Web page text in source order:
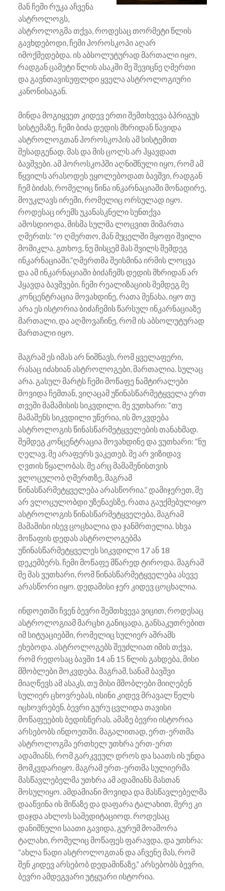
მან ჩემი რუკა აჩვენა
ასტროლოგს,
ასტროლოგმა თქვა, როდესაც თორმეტი წლის
გავხდებოდი, ჩემი ჰოროსკოპი აღარ
იმოქმედებდა. ის აბსოლუტურად მართალი იყო,
რადგან ცამეტი წლის ასაკში მე შევიცნე ღმერთი
და გავნთავისუფლდი ყველა ასტროლოგიური
კანონისაგან.
მინდა მოგიყვეთ კიდევ ერთი შემთხვევა ბჰრიგუს
სისტემაზე. ჩემი ბიძა დედის მხრიდან წავიდა
ასტროლოგთან ჰოროსკოპის ამ სისტემით
შესადგენად. მას და მის ცოლს არ ჰყავდათ
ბავშვები. ამ ჰოროსკოპში აღნიშნული იყო, რომ ამ
წყვილს არასოდეს ეყოლებოდათ ბავშვი, რადგან
ჩემ ბიძას, რომელიც წინა ინკარნაციაში მონადირე,
მოუკლავს ირემი, რომელიც ორსულად იყო.
როდესაც ირემს უკანასკნელი სუნთქვა
ამოსდიოდა, მისმა სულმა ლოცვით მიმართა
ღმერთს: “ო ღმერთო, მან მუცელში მყოფი შვილი
მომიკლა. გთხოვ, ნუ მისცემ მას შვილს შემდეგ
ინკარნაციაში.”ღმერთმა შეისმინა ირმის ლოცვა
და ამ ინკარნაციაში ბიძაჩემს დედის მხრიდან არ
ჰყავდა ბავშვები. ჩემი რეალიზაციის შემდეგ მე
კონცენტრაცია მოვახდინე, რათა მენახა, იყო თუ
არა ეს ისტორია ბიძაჩემის წარსულ ინკარნაციაზე
მართალი, და აღმოვაჩინე, რომ ის აბსოლუტურად
მართალი იყო.
მაგრამ ეს იმას არ ნიშნავს, რომ ყველაფერი,
რასაც იძახიან ასტროლოგები, მართალია. სულაც
არა. გასულ მარტს ჩემი მოწაფე ნამტირალები
მოვიდა ჩემთან, ვიღაცამ უწინასწარმეტყველა ერთ
თვეში მამამისის სიკვდილი. მე ვუთხარი: “თუ
მამაშენს სიკვდილი უწერია, ის მოკვდება
ასტროლოგის წინასწარმეტყველების თანახმად.
შემდეგ კონცენტრაცია მოვახდინე და ვუთხარი: “ნუ
ღელავ. მე არაფერს ვაკეთებ. მე არ ვიზიდავ
ღვთის წყალობას. მე არც მამაშენისთვის
ვლოცულობ ღმერთზე, მაგრამ
წინასწარმეტყველება არასწორია.” დამიჯერეთ, მე
არ ვლოცულობდი უზენაესზე, რათა გაუქმებულიყო
ასტროლოგის წინასწარმეტყველება, მაგრამ
მამამისი ისევ ცოცხალია და ჯანმრთელია. სხვა
მოწაფის დედას ასტროლოგებმა
უწინასწარმეტყველეს სიკვდილი 17 ან 18
დეკემბერს. ჩემი მოწაფე მწარედ ტიროდა. მაგრამ
მე მას ვუთხარი, რომ წინასწარმეტყველება ასევე
არასწორი იყო. დედამისი ჯერ კიდევ ცოცხალია.
ინდოეთში ჩვენ ბევრი შემთხვევა ვიცით, როდესაც
ასტროლოგიამ მარცხი განიცადა, განსაკუთრებით
იმ სიტუაციებში, რომელიც სულიერ აშრამს
ეხებოდა. ასტროლოგებს შეუძლიათ იმის თქვა,
რომ რედოსაც ბავში 14 ან 15 წლის გახდება, მისი
მშობლები მოკვდება. მაგრამ, სანამ ბავშვი
მიაღწევს ამ ასაკს, თუ მისი მშობლები მიიღებენ
სულიერ ცხოვრებას, ისინი კიდევ მრავალ წელს
იცხოვრებენ. ბევრი გურუ ცვლიდა თავისი
მოწაფეების ბედისწერას. ამაზე ბევრი ისტორია
არსებობს ინდოეთში. მაგალითად, ერთ-ერთმა
ასტროლოგმა ერთხელ უთხრა ერთ-ერთ
ადამიანს, რომ გარკვეულ დროს და საათს ის უნდა
მომკვდარიყო. მაგრამ ერთ-ერთმა სულიერმა
მასწავლებელმა უთხრა ამ ადამიანს მასთან
მოსულიყო. ამდამიანი მოვიდა და მასწავლებელმა
დააწვინა ის მიწაზე და დაფარა ტალახით, მერე კი
დაჯდა ახლოს სამედიტაციოდ. როდესაც
დანიშნული საათი გავიდა, გურუმ მოაშორა
ტალახი, რომელიც მოწაფეს ფარავდა, და უთხრა:
“ახლა წადი ასტროლოგთან და აჩვენე მას, რომ
შენ კიდევ არსებობ დედამიწაზე.” არსებობს ბევრი,
ბევრი ამდეგვარი უტყუარი ისტორია.